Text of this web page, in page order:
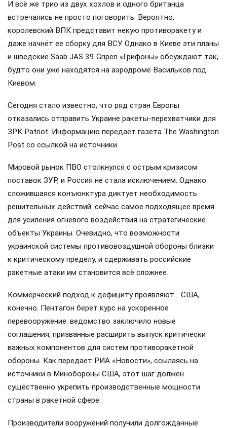
И всё же трио из двух хохлов и одного британца
встречались не просто поговорить. Вероятно,
королевский ВПК представит некую противоракету и
даже начнёт ее сборку для ВСУ. Однако в Киеве эти планы
и шведские Saab JAS 39 Gripen «Грифоны» обсуждают так,
будто они уже находятся на аэродроме Васильков под
Киевом.
Сегодня стало известно, что ряд стран Европы
отказались отправить Украине ракеты-перехватчики для
ЗРК Patriot. Информацию передаёт газета The Washington
Post со ссылкой на источники.
Мировой рынок ПВО столкнулся с острым кризисом
поставок ЗУР, и Россия не стала исключением. Однако
сложившаяся конъюнктура диктует необходимость
решительных действий: сейчас самое подходящее время
для усиления огневого воздействия на стратегические
объекты Украины. Очевидно, что возможности
украинской системы противовоздушной обороны близки
к критическому пределу, и сдерживать российские
ракетные атаки им становится всё сложнее.
Коммерческий подход к дефициту проявляют… США,
конечно. Пентагон берет курс на ускоренное
перевооружение: ведомство заключило новые
соглашения, призванные расширить выпуск критически
важных компонентов для систем противоракетной
обороны. Как передает РИА «Новости», ссылаясь на
источники в Минобороны США, этот шаг должен
существенно укрепить производственные мощности
страны в ракетной сфере.
Производители вооружений получили долгожданные